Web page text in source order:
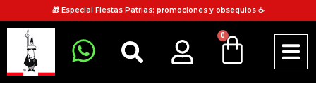
🎁 Especial Fiestas Patrias: promociones y obsequios ☕
0